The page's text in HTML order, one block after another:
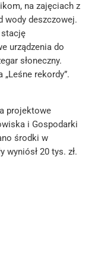
na zajęciach z
wody deszczowej.
stację
urządzenia do
słoneczny.
rekordy”.
projektowe
i Gospodarki
środki w
wyniósł 20 tys. zł.